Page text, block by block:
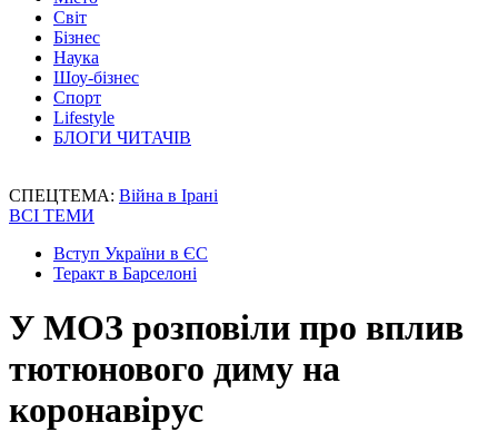
Світ
Бізнес
Наука
Шоу-бізнес
Спорт
Lifestyle
БЛОГИ ЧИТАЧІВ
СПЕЦТЕМА: Війна в Ірані
ВСІ ТЕМИ
Вступ України в ЄС
Теракт в Барселоні
У МОЗ розповіли про вплив
тютюнового диму на
коронавірус